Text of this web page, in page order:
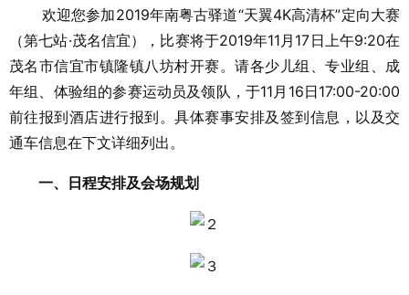
欢迎您参加2019年南粤古驿道“天翼4K高清杯”定向大赛
（第七站·茂名信宜），比赛将于2019年11月17日上午9:20在
茂名市信宜市镇隆镇八坊村开赛。请各少儿组、专业组、成
年组、体验组的参赛运动员及领队，于11月16日17:00-20:00
前往报到酒店进行报到。具体赛事安排及签到信息，以及交
通车信息在下文详细列出。
一、日程安排及会场规划